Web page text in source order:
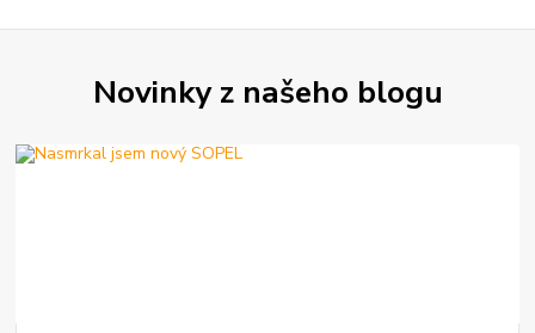
Novinky z našeho blogu